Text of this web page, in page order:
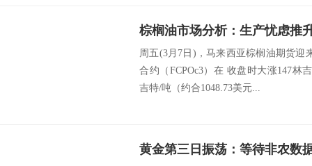
周五(3月7日)，马来西亚棕榈油期货迎
合约（FCPOc3）在 收盘时大涨147林
吉特/吨（约合1048.73美元...
黄金第三日振荡：等待非农数